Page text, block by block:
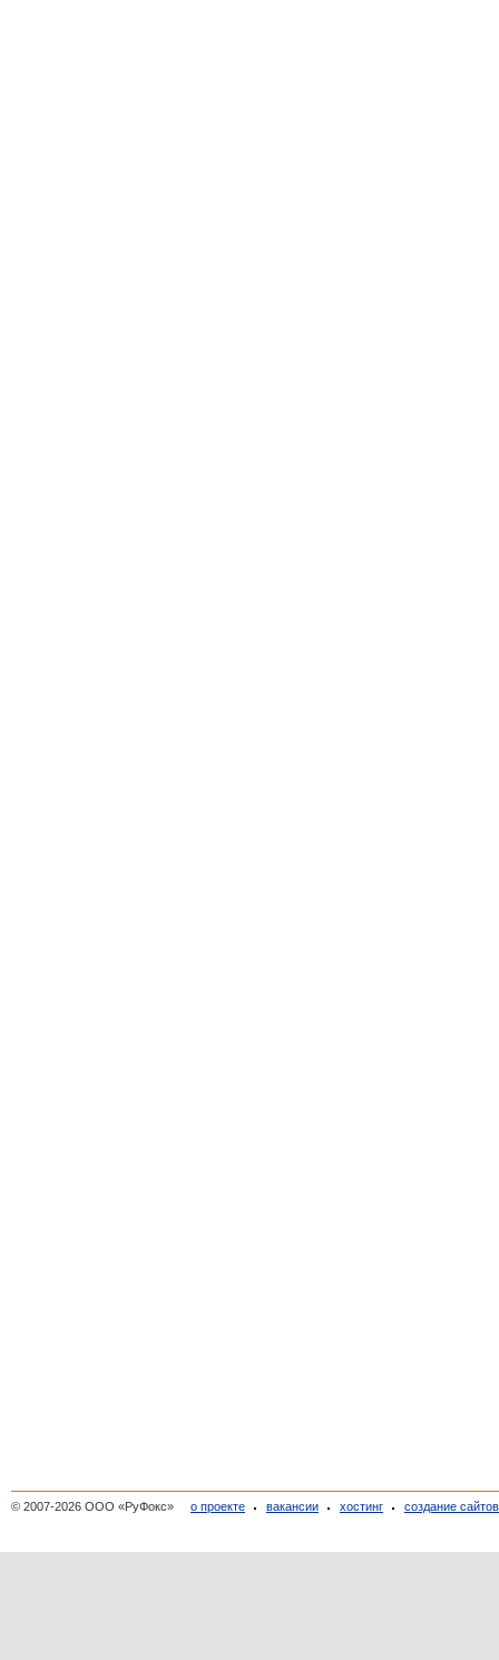
© 2007-2026 ООО «РуФокс» о проекте вакансии хостинг создание сайтов